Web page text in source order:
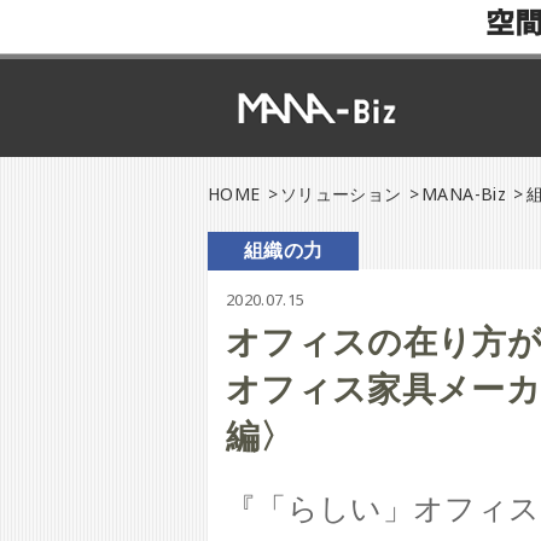
空
HOME ソリューション MANA-Biz
組織の力
2020.07.15
オフィスの在り方
オフィス家具メー
編〉
『「らしい」オフィ